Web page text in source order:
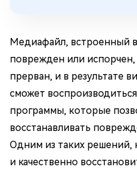
Медиафайл, встроенный
поврежден или
прерван, и в результате
сможет
программы, которые
восстанавливать
Одним из таких
и качественно